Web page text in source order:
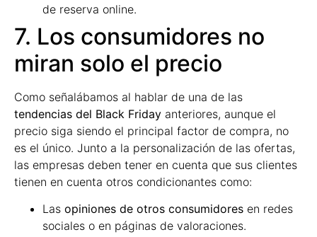
de reserva online.
7. Los consumidores no
miran solo el precio
Como señalábamos al hablar de una de las
tendencias del Black Friday anteriores, aunque el
precio siga siendo el principal factor de compra, no
es el único. Junto a la personalización de las ofertas,
las empresas deben tener en cuenta que sus clientes
tienen en cuenta otros condicionantes como:
Las opiniones de otros consumidores en redes
sociales o en páginas de valoraciones.